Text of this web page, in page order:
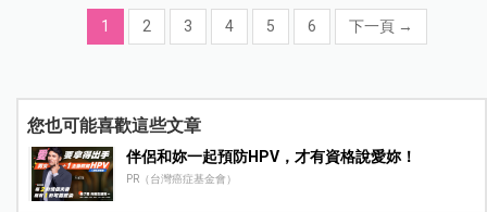
1 2 3 4 5 6 下一頁 →
您也可能喜歡這些文章
伴侶和妳一起預防HPV，才有資格說愛妳！
PR（台灣癌症基金會）